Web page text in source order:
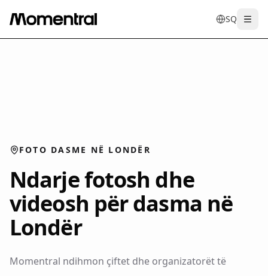
SQ
entrdees
FOTO DASME NË LONDËR
Ndarje fotosh dhe
videosh për dasma në
Londër
Momentral ndihmon çiftet dhe organizatorët të